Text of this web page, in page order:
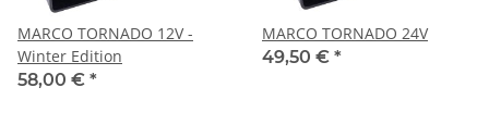
MARCO TORNADO 12V -
Winter Edition
58,00 € *
MARCO TORNADO 24V
49,50 € *